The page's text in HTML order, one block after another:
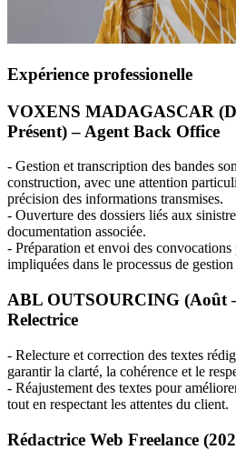
Expérience professionelle
VOXENS MADAGASCAR
Présent) – Agent Back Office
- Gestion et transcription des bandes
construction, avec une attention
précision des informations transmises.
- Ouverture des dossiers liés aux
documentation associée.
- Préparation et envoi des convocations
impliquées dans le processus de gestion
ABL OUTSOURCING (Août
Relectrice
- Relecture et correction des textes
garantir la clarté, la cohérence et le
- Réajustement des textes pour
tout en respectant les attentes du client.
Rédactrice Web Freelance